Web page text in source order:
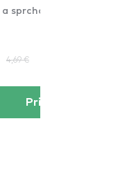
sprchový gél
4,69 €
Pridať